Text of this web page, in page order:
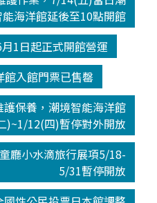
能海洋館延後至10點開館
1日起正式開館營運
館入館門票已售罄
護保養，潮境智能海洋館
)~1/12(四)暫停對外開放
廳小水滴旅行展項5/18-
5/31暫停開放